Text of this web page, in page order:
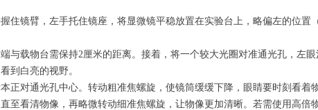
住镜臂，左手托住镜座，将显微镜平稳放置在实验台上，略偏左的位置
载物台需保持2厘米的距离。接着，将一个较大光圈对准通光孔，左
到白亮的视野。
对通光孔中心。转动粗准焦螺旋，使镜筒缓缓下降，眼睛要时刻看着
至看清物像，再略微转动细准焦螺旋，让物像更加清晰。若需使用高倍